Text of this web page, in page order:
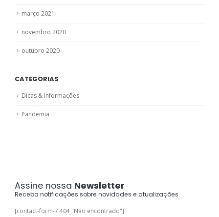
março 2021
novembro 2020
outubro 2020
CATEGORIAS
Dicas & Informações
Pandemia
Assine nossa Newsletter
Receba notificações sobre novidades e atualizações.
[contact-form-7 404 "Não encontrado"]